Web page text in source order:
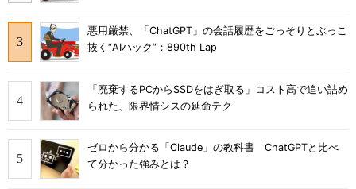
悪用厳禁、「ChatGPT」の会話履歴をごっそりとぶっこ
抜く“AIハック”：890th Lap
「廃棄するPCからSSDをはぎ取る」コスト高で追い詰め
られた、限界情シスの延命テク
ゼロから分かる「Claude」の教科書 ChatGPTと比べ
て分かった強みとは？